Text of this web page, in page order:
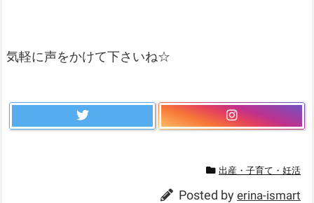
気軽に声をかけて下さいね☆
出産・子育て・妊活
Posted by erina-ismart